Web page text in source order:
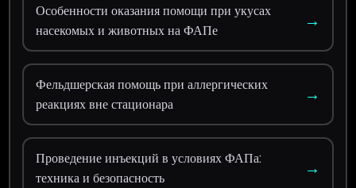
Особенности оказания помощи при укусах
насекомых и животных на ФАПе
→
Фельдшерская помощь при аллергических
реакциях вне стационара
→
Проведение инъекций в условиях ФАПа:
техника и безопасность
→